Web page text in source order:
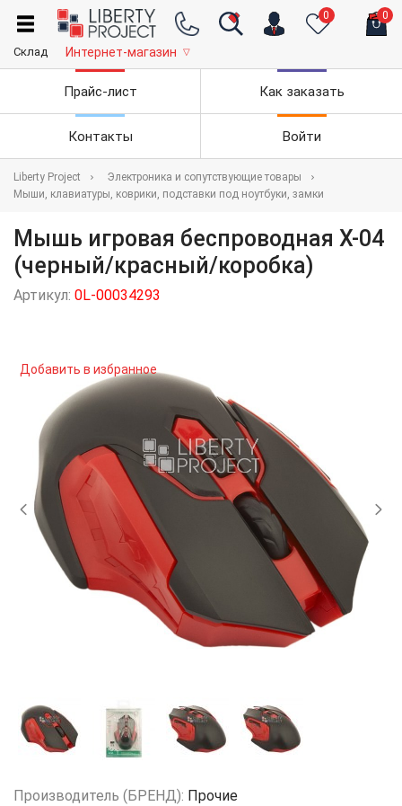
0 0
Склад Интернет-магазин ▽
Прайс-лист Как заказать
Контакты Войти
Liberty Project
Электроника и сопутствующие товары
Мыши, клавиатуры, коврики, подставки под ноутбуки, замки
Мышь игровая беспроводная X-04
(черный/красный/коробка)
Артикул: 0L-00034293
Добавить в избранное
Производитель (БРЕНД): Прочие